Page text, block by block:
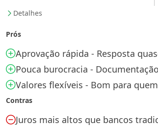
Detalhes
Prós
Aprovação rápida - Resposta
Pouca burocracia -
Valores flexíveis - Bom para
Contras
Juros mais altos que bancos